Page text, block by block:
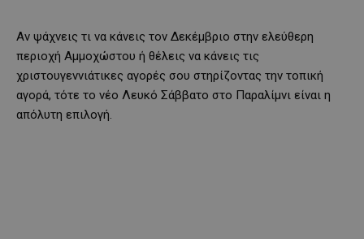
Αν ψάχνεις τι να κάνεις τον Δεκέμβριο στην ελεύθερη
περιοχή Αμμοχώστου ή θέλεις να κάνεις τις
χριστουγεννιάτικες αγορές σου στηρίζοντας την τοπική
αγορά, τότε το νέο Λευκό Σάββατο στο Παραλίμνι είναι η
απόλυτη επιλογή.